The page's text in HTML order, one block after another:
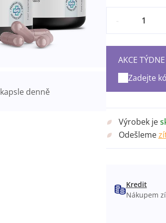
kapsle denně
AKCE
Zadejte
Výrobek je
Odešleme
Kredit
Nákupem